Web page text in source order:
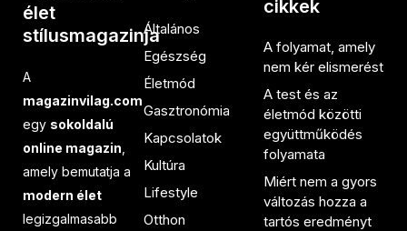
élet
stílusmagazinja
A
magazinvilag.com
egy sokoldalú
online magazin
amely bemutatja a
modern élet
legizgalmasabb
Általános
Egészség
Életmód
Gasztronómia
Kapcsolatok
Kultúra
Lifestyle
Otthon
cikkek
A folyamat, amely
nem kér elismerést
A test és az
életmód közötti
együttműködés
folyamata
Miért nem a gyors
változás hozza a
tartós eredményt